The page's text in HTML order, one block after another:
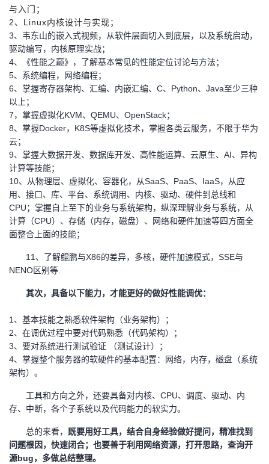
与入门；
2、Linux内核设计与实现；
3、韦东山的嵌入式视频，从软件层面切入到底层，以及系统启动，
驱动编写，内核原理实战；
4、《性能之巅》，了解基本常见的性能定位讨论与方法；
5、系统编程，网络编程；
6、掌握寄存器架构、汇编、内嵌汇编、C、Python、Java至少三种
以上；
7，掌握虚拟化KVM、QEMU、OpenStack；
8、掌握Docker，K8S等虚拟化技术，掌握各类云服务，不限于华为
云；
9、掌握大数据开发、数据库开发、高性能运算、云原生、AI、异构
计算等技能；
10、从物理层、虚拟化、容器化，从SaaS、PaaS、IaaS，从应
用、接口、库、平台、系统调用、内核、驱动、硬件到总线和
CPU；掌握自上至下的业务与系统架构，纵深理解业务与系统，从
计算（CPU）、存储（内存，磁盘）、网络和硬件加速等四方面全
面整合上面的技能；
11、了解鲲鹏与X86的差异，多核，硬件加速模式，SSE与
NENO区别等.
其次，具备以下能力，才能更好的做好性能调优：
1、基本技能之熟悉软件架构（业务架构）；
2、在调优过程中要对代码熟悉（代码架构）；
3、要对系统进行测试验证 （测试设计）；
4、掌握整个服务器的软硬件的基本配置：网络，内存，磁盘（系统
架构）。
工具和方向之外，还要具备对内核、CPU、调度、驱动、内
存、中断，各个子系统以及代码能力的软实力。
总的来看，
既要用好工具，结合自身经验做好提问，精准找到
问题根因，快速闭合；也要善于利用网络资源，打开思路，查询开
源bug，多做总结整理。